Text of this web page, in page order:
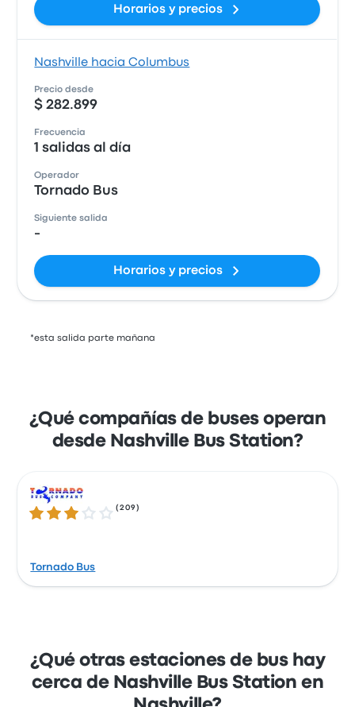
Horarios y precios
Nashville hacia Columbus
Precio desde
$ 282.899
Frecuencia
1 salidas al día
Operador
Tornado Bus
Siguiente salida
-
Horarios y precios
*esta salida parte mañana
¿Qué compañías de buses operan
desde Nashville Bus Station?
3.2 de 5 estrellas
(209 )
Tornado Bus
¿Qué otras estaciones de bus hay
cerca de Nashville Bus Station en